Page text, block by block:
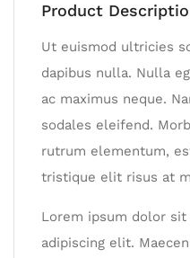
Product
Ut euismod ultricies
dapibus nulla. Nulla
ac maximus neque.
sodales eleifend.
rutrum elementum,
tristique elit risus at
Lorem ipsum dolor
adipiscing elit.